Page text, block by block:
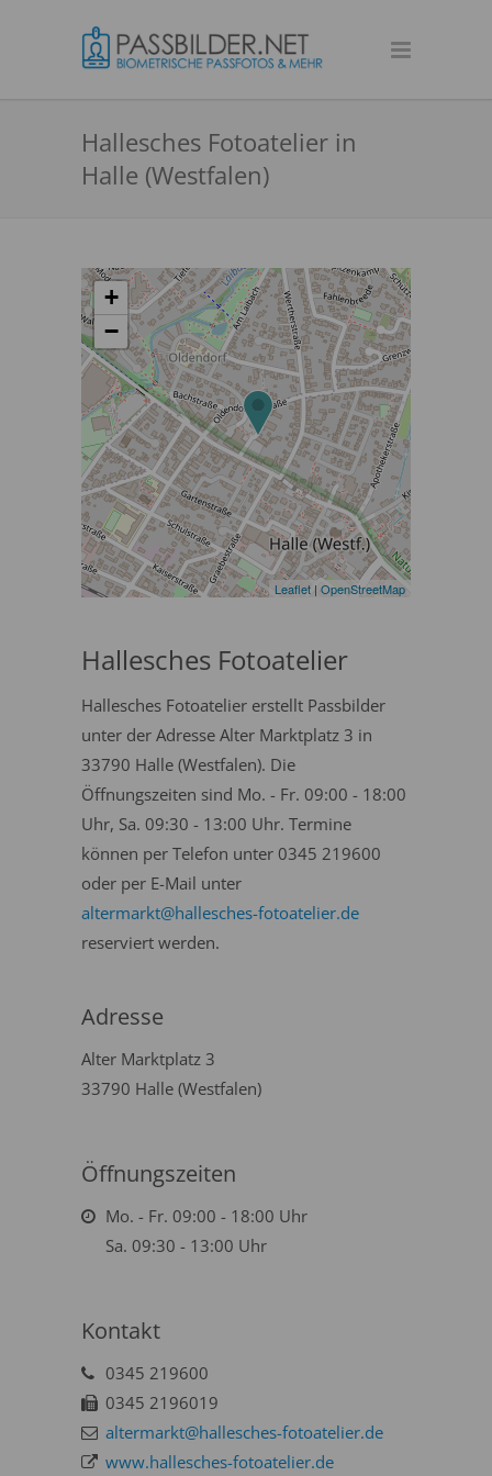
Hallesches Fotoatelier in
Halle (Westfalen)
+
−
Leaflet | OpenStreetMap
Hallesches Fotoatelier
Hallesches Fotoatelier erstellt Passbilder
unter der Adresse Alter Marktplatz 3 in
33790 Halle (Westfalen). Die
Öffnungszeiten sind Mo. - Fr. 09:00 - 18:00
Uhr, Sa. 09:30 - 13:00 Uhr. Termine
können per Telefon unter 0345 219600
oder per E-Mail unter
altermarkt@hallesches-fotoatelier.de
reserviert werden.
Adresse
Alter Marktplatz 3
33790 Halle (Westfalen)
Öffnungszeiten
Mo. - Fr. 09:00 - 18:00 Uhr
Sa. 09:30 - 13:00 Uhr
Kontakt
0345 219600
0345 2196019
altermarkt@hallesches-fotoatelier.de
www.hallesches-fotoatelier.de